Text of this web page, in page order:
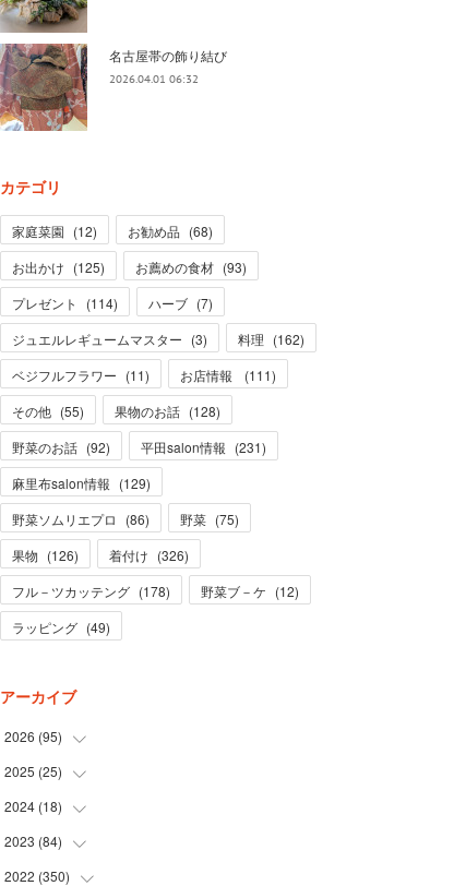
名古屋帯の飾り結び
2026.04.01 06:32
カテゴリ
家庭菜園 (12) お勧め品 (68)
お出かけ (125) お薦めの食材 (93)
プレゼント
(114) ハーブ (7)
ジュエルレギュームマスター (3) 料理 (162)
ベジフルフラワー (11) お店情報 (111)
その他 (55) 果物のお話 (128)
野菜のお話 (92) 平田salon情報 (231)
麻里布salon情報 (129)
野菜ソムリエプロ
(86) 野菜 (75)
果物 (126) 着付け (326)
フル－ツカッテング (178) 野菜ブ－ケ (12)
ラッピング (49)
アーカイブ
2026 (95)
(5
(31
)
(28
)
(31
2025 (25)
(3
(19
)
(1)
2024 (18)
(1
(12
2023 (84)
(1)
2022 (350)